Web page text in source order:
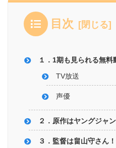
目次
１．1期も見られる無料
TV放送
声優
２．原作はヤングジャ
３．監督は畠山守さん！